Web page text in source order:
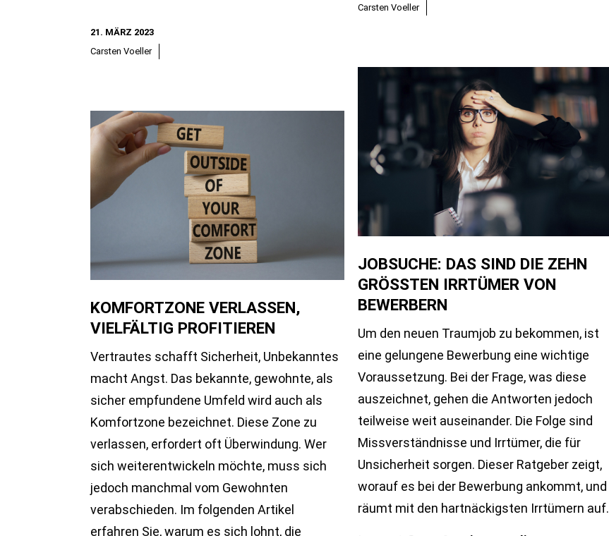
kleinen
Häppchen
aufnimmt
Carsten Voeller
21. MÄRZ 2023
Carsten Voeller
JOBSUCHE: DAS SIND DIE ZEHN
GRÖSSTEN IRRTÜMER VON B
EWERBERN
Um den neuen Traumjob zu bekommen, ist
eine gelungene Bewerbung eine wichtige
Voraussetzung. Bei der Frage, was diese
auszeichnet, gehen die Antworten jedoch
teilweise weit auseinander. Die Folge sind
Missverständnisse und Irrtümer, die für
Unsicherheit sorgen. Dieser Ratgeber zeigt,
worauf es bei der Bewerbung ankommt, und
räumt mit den hartnäckigsten Irrtümern auf.
KOMFORTZONE VERLASSEN,
VIELFÄLTIG PROFITIEREN
Vertrautes schafft Sicherheit, Unbekanntes
macht Angst. Das bekannte, gewohnte, als
sicher empfundene Umfeld wird auch als
Komfortzone bezeichnet. Diese Zone zu
verlassen, erfordert oft Überwindung. Wer
sich weiterentwickeln möchte, muss sich
jedoch manchmal vom Gewohnten
verabschieden. Im folgenden Artikel
erfahren Sie, warum es sich lohnt, die